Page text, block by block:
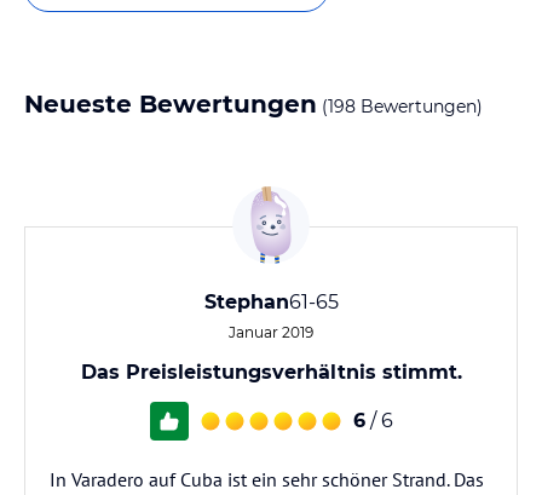
Neueste Bewertungen (198 Bewertungen)
Stephan61-65
Januar 2019
Das Preisleistungsverhältnis stimmt.
6 / 6
In Varadero auf Cuba ist ein sehr schöner Strand. Das